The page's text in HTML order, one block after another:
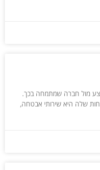
מול חברה שמתמחה בכך.
שלה היא שירותי אבטחה,